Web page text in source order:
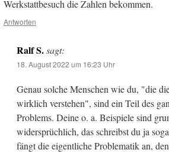
Werkstattbesuch die Zahlen bekommen.
Antworten
Ralf S. sagt:
18. August 2022 um 16:23 Uhr
Genau solche Menschen wie du, "die
wirklich verstehen", sind ein Teil des
Problems. Deine o. a. Beispiele sind
widersprüchlich, das schreibst du ja
fängt die eigentliche Problematik an,